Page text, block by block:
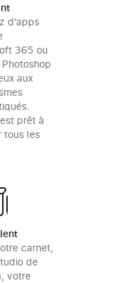
d’apps
365 ou
aux
est prêt à
tous les
carnet,
de
votre